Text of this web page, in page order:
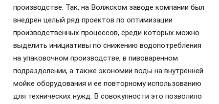
производстве. Так, на Волжском заводе компании был
внедрен целый ряд проектов по оптимизации
производственных процессов, среди которых можно
выделить инициативы по снижению водопотребления
на упаковочном производстве, в пивоваренном
подразделении, а также экономии воды на внутренней
мойке оборудования и ее повторному использованию
для технических нужд. В совокупности это позволило